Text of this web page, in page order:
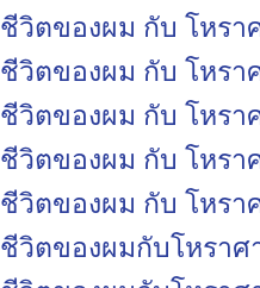
ชีวิตของผม กับ โหร
ชีวิตของผม กับ โหรา
ชีวิตของผม กับ โหร
ชีวิตของผม กับ โหรา
ชีวิตของผม กับ โหรา
ชีวิตของผมกับโหราศ